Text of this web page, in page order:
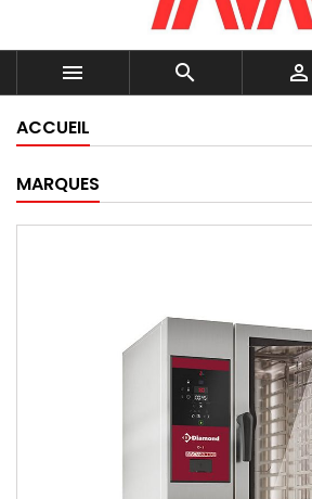
  
ACCUEIL
MARQUES